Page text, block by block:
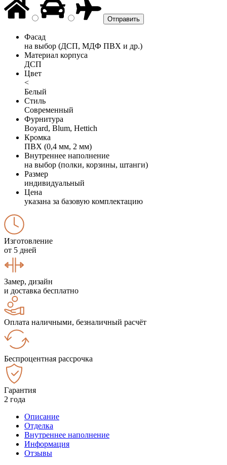
Фасад
на выбор (ДСП, МДФ ПВХ и др.)
Материал корпуса
ДСП
Цвет
<
Белый
Стиль
Современный
Фурнитура
Boyard, Blum, Hettich
Кромка
ПВХ (0,4 мм, 2 мм)
Внутреннее наполнение
на выбор (полки, корзины, штанги)
Размер
индивидуальный
Цена
указана за базовую комплектацию
Изготовление
от 5 дней
Замер, дизайн
и доставка бесплатно
Оплата наличными, безналичный расчёт
Беспроцентная рассрочка
Гарантия
2 года
Описание
Отделка
Внутреннее наполнение
Информация
Отзывы